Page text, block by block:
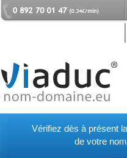
Vérifiez dès à présent
de votre